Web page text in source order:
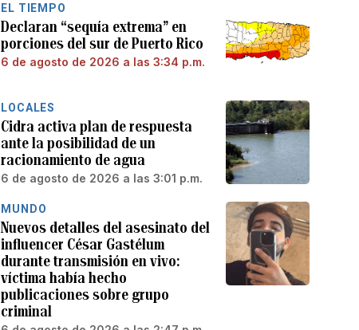
EL TIEMPO
Declaran “sequía extrema” en
porciones del sur de Puerto Rico
6 de agosto de 2026 a las 3:34 p.m.
LOCALES
Cidra activa plan de respuesta
ante la posibilidad de un
racionamiento de agua
6 de agosto de 2026 a las 3:01 p.m.
MUNDO
Nuevos detalles del asesinato del
influencer César Gastélum
durante transmisión en vivo:
víctima había hecho
publicaciones sobre grupo
criminal